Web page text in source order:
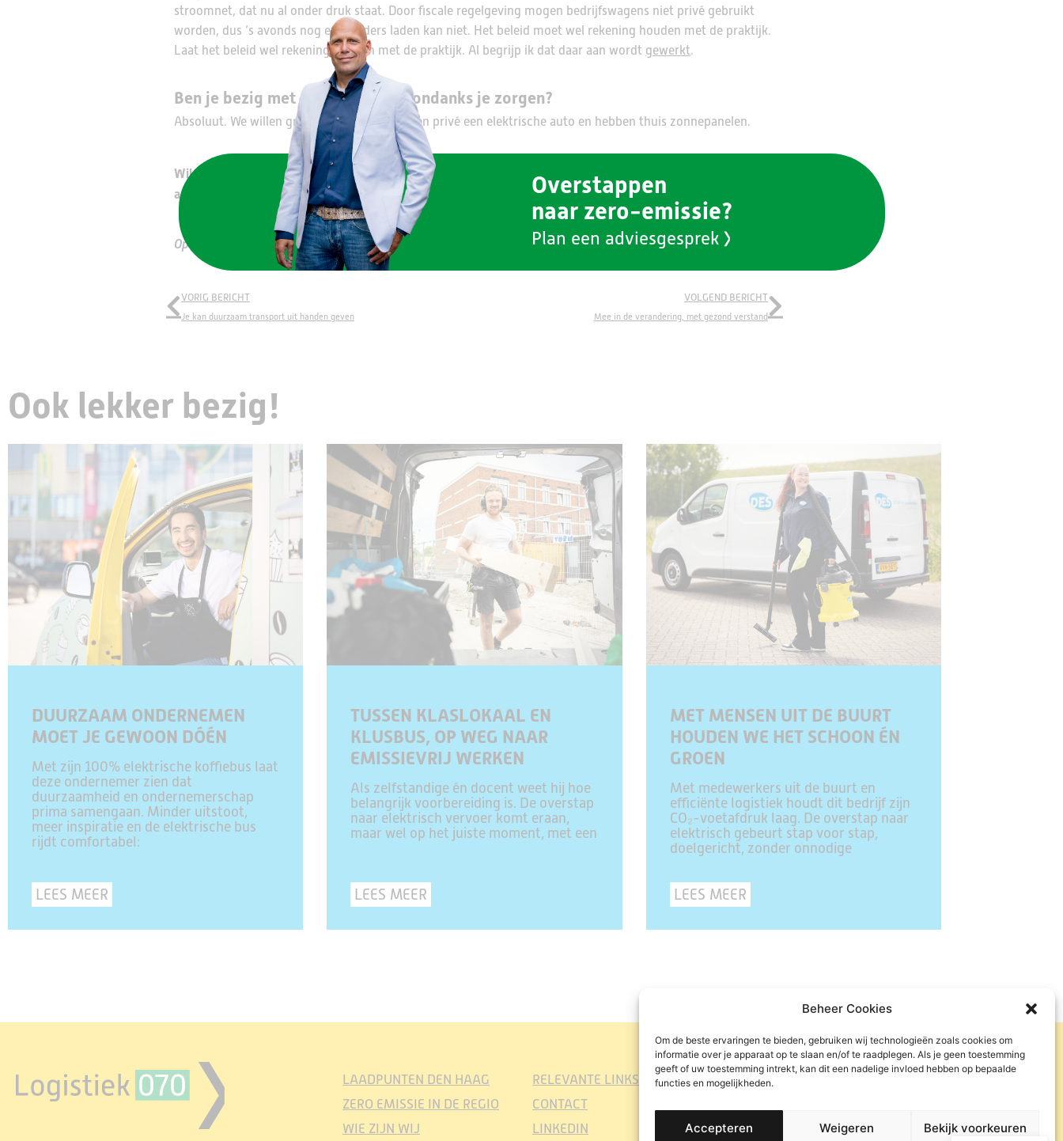
Beheer Cookies
Om de beste ervaringen te bieden, gebruiken wij technologieën zoals cookies om
informatie over je apparaat op te slaan en/of te raadplegen. Als je geen toestemming
geeft of uw toestemming intrekt, kan dit een nadelige invloed hebben op bepaalde
functies en mogelijkheden.
Accepteren Weigeren Bekijk voorkeuren
stroomnet, dat nu al onder druk staat. Door fiscale regelgeving mogen bedrijfswagens niet privé gebruikt
worden, dus ’s avonds nog even elders laden kan niet. Het beleid moet wel rekening houden met de praktijk.
Laat het beleid wel rekening houden met de praktijk. Al begrijp ik dat daar aan wordt gewerkt.
Ben je bezig met duurzaamheid, ondanks je zorgen?
Absoluut. We willen graag meedoen. We rijden privé een elektrische auto en hebben thuis zonnepanelen.
Wil je ook meer weten over de toekomst en de stappen die je al kan zetten? Vraag een gratis
aan.
Op de foto: Installateur Luca van Gunst warmtetechniek
VORIG BERICHT
Je kan duurzaam transport uit handen geven
VOLGEND BERICHT
Mee in de verandering, met gezond verstand
Ook lekker bezig!
DUURZAAM ONDERNEMEN
MOET JE GEWOON DÓÉN
Met zijn 100% elektrische koffiebus laat
deze ondernemer zien dat
duurzaamheid en ondernemerschap
prima samengaan. Minder uitstoot,
meer inspiratie en de elektrische bus
rijdt comfortabel:
LEES MEER
TUSSEN KLASLOKAAL EN
KLUSBUS, OP WEG NAAR
EMISSIEVRIJ WERKEN
Als zelfstandige én docent weet hij hoe
belangrijk voorbereiding is. De overstap
naar elektrisch vervoer komt eraan,
maar wel op het juiste moment, met een
LEES MEER
MET MENSEN UIT DE BUURT
HOUDEN WE HET SCHOON ÉN
GROEN
Met medewerkers uit de buurt en
efficiënte logistiek houdt dit bedrijf zijn
CO₂-voetafdruk laag. De overstap naar
elektrisch gebeurt stap voor stap,
doelgericht, zonder onnodige
LEES MEER
LAADPUNTEN DEN HAAG
ZERO EMISSIE IN DE REGIO
WIE ZIJN WIJ
RELEVANTE LINKS
CONTACT
LINKEDIN
Overstappen
naar zero-emissie?
Plan een adviesgesprek